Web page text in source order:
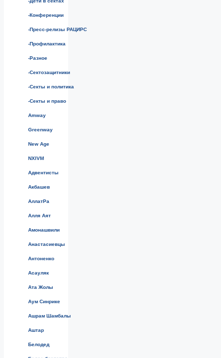
-Конференции
-Пресс-релизы РАЦИРС
-Профилактика
-Разное
-Сектозащитники
-Секты и политика
-Секты и право
Amway
Greenway
New Age
NXIVM
Адвентисты
Акбашев
АллатРа
Алля Аят
Амонашвили
Анастасиевцы
Антоненко
Асауляк
Ата Жолы
Аум Синрике
Ашрам Шамбалы
Аштар
Белодед